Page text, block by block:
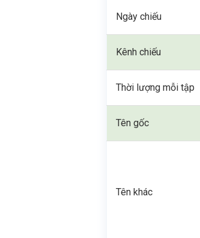
Ngày chiếu
Kênh chiếu
Thời lượng mỗi tập
Tên gốc
Tên khác